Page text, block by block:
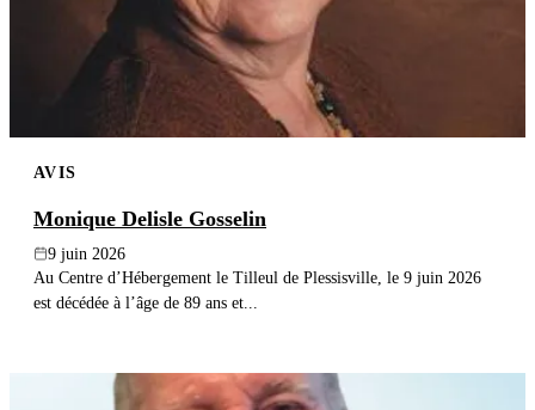
AVIS
Monique Delisle Gosselin
9 juin 2026
Au Centre d’Hébergement le Tilleul de Plessisville, le 9 juin 2026
est décédée à l’âge de 89 ans et...